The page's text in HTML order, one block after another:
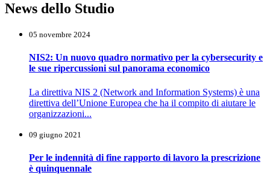
News dello Studio
05 novembre 2024
NIS2: Un nuovo quadro normativo per la cybersecurity e
le sue ripercussioni sul panorama economico
La direttiva NIS 2 (Network and Information Systems) è una
direttiva dell’Unione Europea che ha il compito di aiutare le
organizzazioni...
09 giugno 2021
Per le indennità di fine rapporto di lavoro la prescrizione
è quinquennale